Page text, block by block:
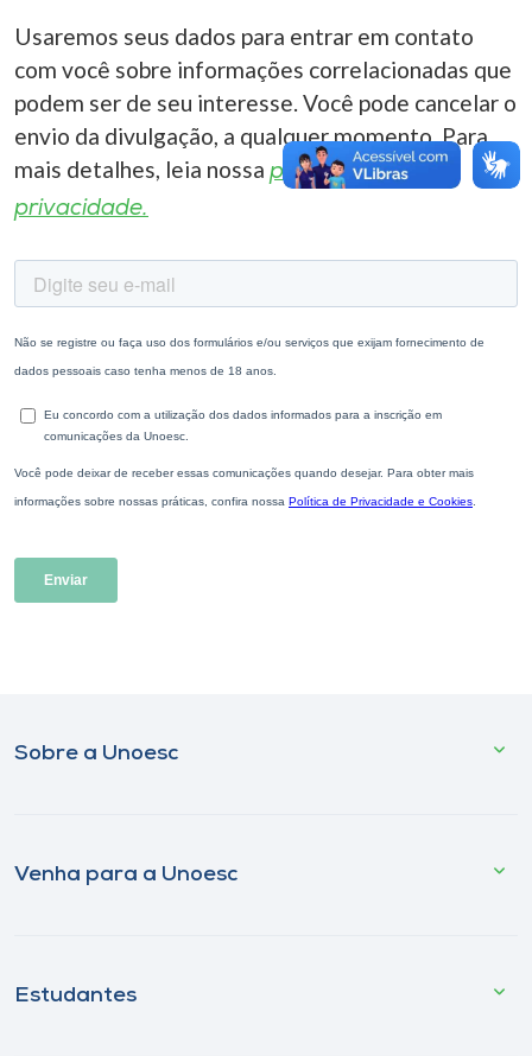
A+
Usaremos seus dados para entrar em contato
com você sobre informações correlacionadas que
podem ser de seu interesse. Você pode cancelar o
envio da divulgação, a qualquer momento. Para
mais detalhes, leia nossa política de
privacidade.
Sobre a Unoesc
Venha para a Unoesc
Estudantes